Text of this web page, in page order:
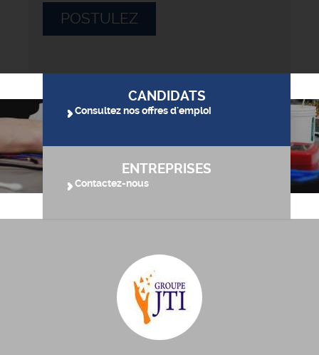
POSTULEZ
CANDIDATS
Consultez nos offres d'emploi
ENTREPRISES
Contactez-nous